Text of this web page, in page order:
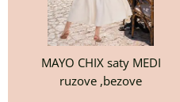
MAYO CHIX saty MEDI
ruzove ,bezove